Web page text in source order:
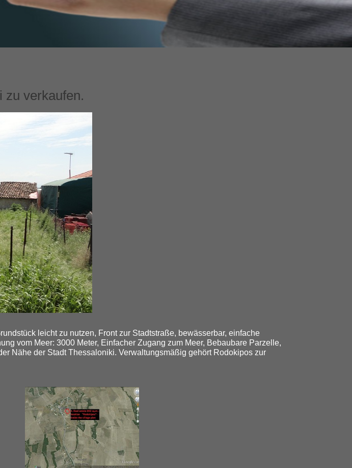
zu verkaufen.
leicht zu nutzen, Front zur Stadtstraße, bewässerbar, einfache
vom Meer: 3000 Meter, Einfacher Zugang zum Meer, Bebaubare Parzelle,
Nähe der Stadt Thessaloniki. Verwaltungsmäßig gehört Rodokipos zur